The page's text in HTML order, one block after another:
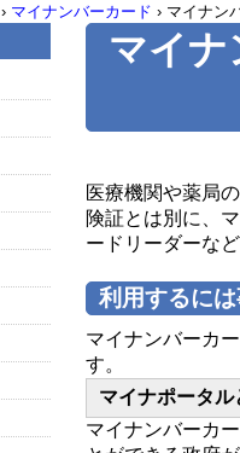
› マイナンバーカード › マイナン
マイナ
医療機関や薬局
険証とは別に、
ードリーダーな
利用するに
マイナンバーカ
す。
マイナポータル
マイナンバーカ